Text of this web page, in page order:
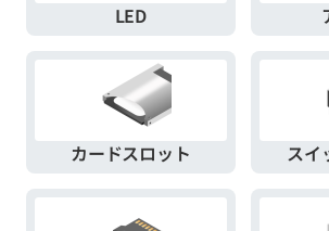
LED
カードスロット スイ